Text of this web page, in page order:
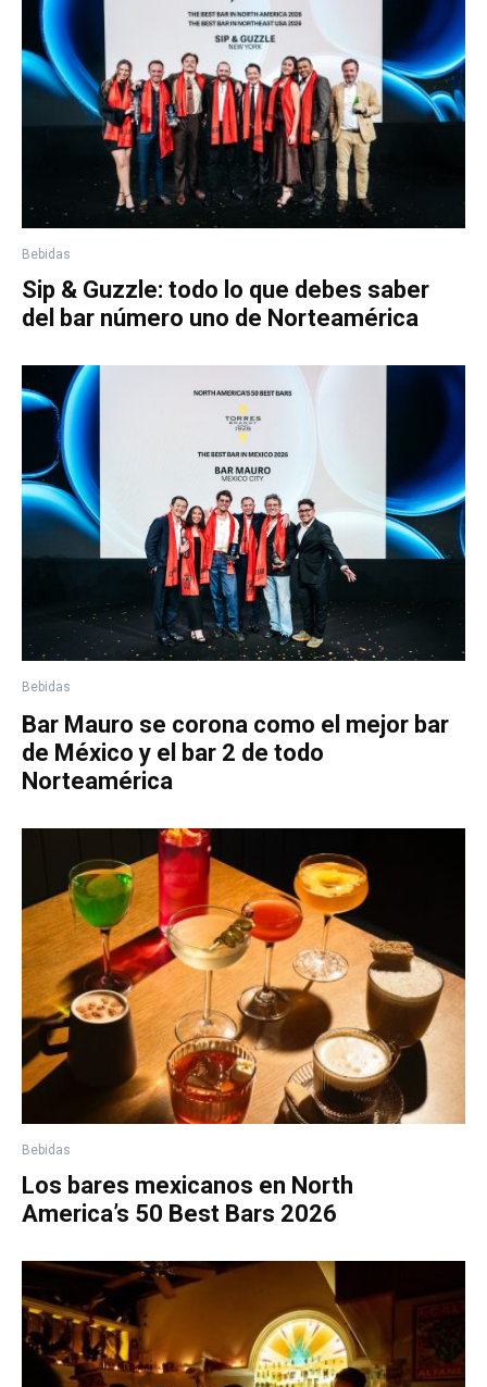
Bebidas
Sip & Guzzle: todo lo que debes saber
del bar número uno de Norteamérica
Bebidas
Bar Mauro se corona como el mejor bar
de México y el bar 2 de todo
Norteamérica
Bebidas
Los bares mexicanos en North
America’s 50 Best Bars 2026